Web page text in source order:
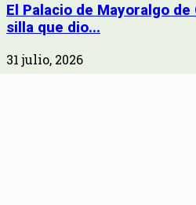
El Palacio de Mayoralgo
silla que dio...
31 julio, 2026